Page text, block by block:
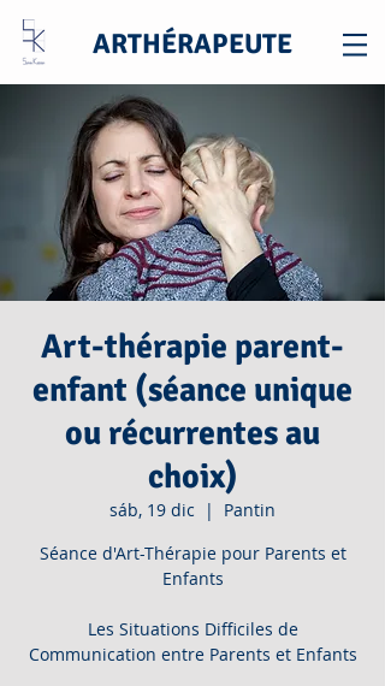
ARTHÉRAPEUTE
Art-thérapie parent-
enfant (séance unique
ou récurrentes au
choix)
sáb, 19 dic
  |
Pantin
Séance d'Art-Thérapie pour Parents et
Enfants
Les Situations Difficiles de
Communication entre Parents et Enfants